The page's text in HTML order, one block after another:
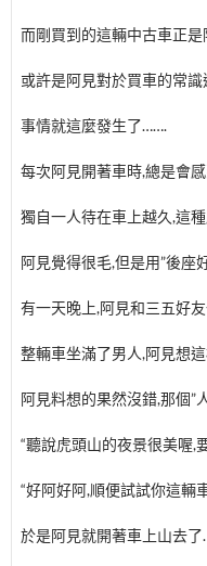
而剛買到的這輛中古車正
或許是阿見對於買車的常
事情就這麼發生了…….
每次阿見開著車時,總是會
獨自一人待在車上越久,這
阿見覺得很毛,但是用”後座
有一天晚上,阿見和三五好
整輛車坐滿了男人,阿見想
阿見料想的果然沒錯,那個”
“聽說虎頭山的夜景很美喔,
“好阿好阿,順便試試你這輛
於是阿見就開著車上山去了.